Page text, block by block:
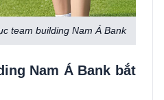
team building Nam Á Bank
Nam Á Bank bắt